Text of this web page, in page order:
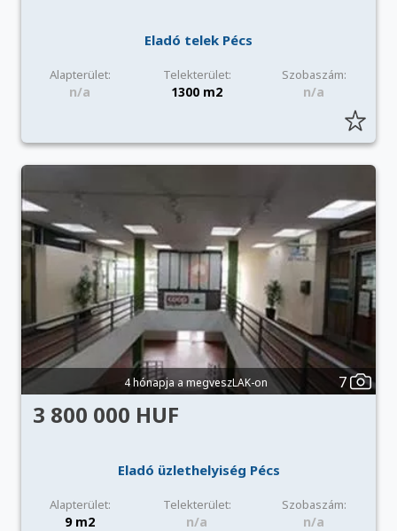
Eladó telek Pécs
Alapterület: Telekterület: Szobaszám:
n/a 1300 m2 n/a
4 hónapja a megveszLAK-on 7
3 800 000 HUF
Eladó üzlethelyiség Pécs
Alapterület: Telekterület: Szobaszám:
9 m2 n/a n/a